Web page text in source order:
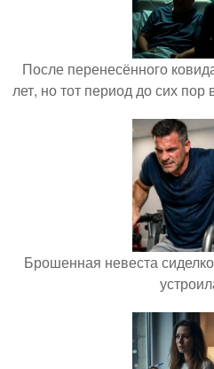
После перенесённого
лет, но тот период до сих пор
Брошенная невеста